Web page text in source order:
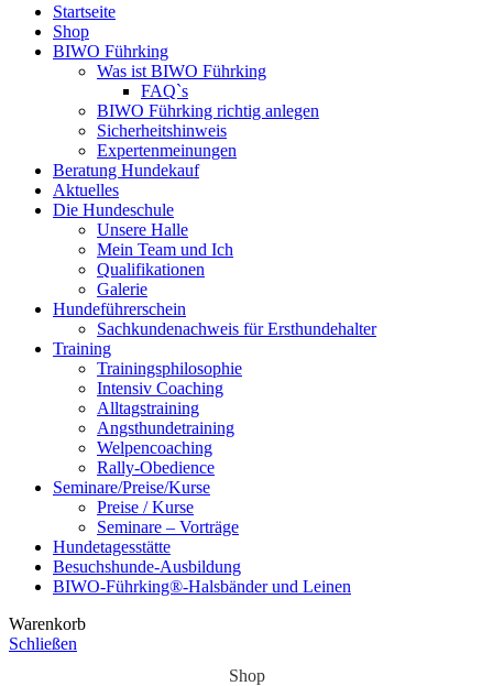
Startseite
Shop
BIWO Führking
Was ist BIWO Führking
FAQ`s
BIWO Führking richtig anlegen
Sicherheitshinweis
Expertenmeinungen
Beratung Hundekauf
Aktuelles
Die Hundeschule
Unsere Halle
Mein Team und Ich
Qualifikationen
Galerie
Hundeführerschein
Sachkundenachweis für Ersthundehalter
Training
Trainingsphilosophie
Intensiv Coaching
Alltagstraining
Angsthundetraining
Welpencoaching
Rally-Obedience
Seminare/Preise/Kurse
Preise / Kurse
Seminare – Vorträge
Hundetagesstätte
Besuchshunde-Ausbildung
BIWO-Führking®-Halsbänder und Leinen
Warenkorb
Schließen
Shop